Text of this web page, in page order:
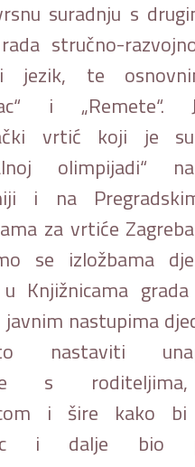
suradnju s
stručno-
jezik, te
i „Remete“.
vrtić koji je
olimpijadi“
i na
za vrtiće
se izložbama
Knjižnicama
nastupima
nastaviti
s
i šire kako
i dalje bio